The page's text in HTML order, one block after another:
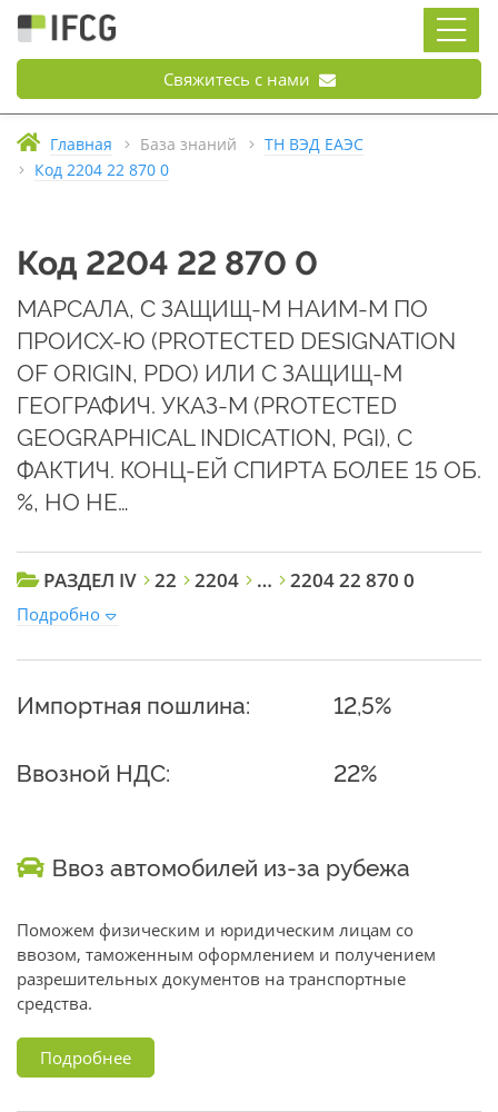
Свяжитесь с нами
Главная База знаний
ТН ВЭД ЕАЭС
Код 2204 22 870 0
Код 2204 22 870 0
МАРСАЛА, С ЗАЩИЩ-М НАИМ-М ПО
ПРОИСХ-Ю (PROTECTED DESIGNATION
OF ORIGIN, PDO) ИЛИ С ЗАЩИЩ-М
ГЕОГРАФИЧ. УКАЗ-М (PROTECTED
GEOGRAPHICAL INDICATION, PGI), С
ФАКТИЧ. КОНЦ-ЕЙ СПИРТА БОЛЕЕ 15 ОБ.
%, НО НЕ…
РАЗДЕЛ IV 22 2204 … 2204 22 870 0
Подробно
Импортная пошлина: 12,5%
Ввозной НДС: 22%
Ввоз автомобилей из-за рубежа
Поможем физическим и юридическим лицам со
ввозом, таможенным оформлением и получением
разрешительных документов на транспортные
средства.
Подробнее